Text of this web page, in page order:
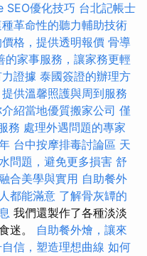
SEO優化技巧 台北記帳士
革命性的聽力輔助技術
格，提供透明報價 骨導
的家事服務，讓家務更輕
證據 泰國簽證的辦理方
供溫馨照護與周到服務
紹當地優質搬家公司 僅
務 處理外遇問題的專家
台中按摩排毒討論區 天
問題，避免更多損害 舒
合美學與實用 自助餐外
都能滿意 了解骨灰罈的
我們還製作了各種淡淡
迷。 自助餐外燴，讓來
信，塑造理想曲線 如何